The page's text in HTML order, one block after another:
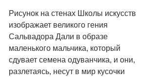
Рисунок на стенах Школы искусств
изображает великого гения
Сальвадора Дали в образе
маленького мальчика, который
сдувает семена одуванчика, и они,
разлетаясь, несут в мир кусочки